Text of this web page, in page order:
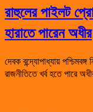
রাহুলের পাইলট
হারাতে পারেন অধীর
দেবক বন্দ্যোপাধ্যায়
রাজনীতিতে খর্ব হতে পারে